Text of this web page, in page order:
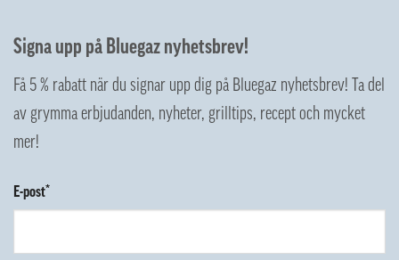
Signa upp på Bluegaz nyhetsbrev!
Få 5 % rabatt när du signar upp dig på Bluegaz nyhetsbrev! Ta del
av grymma erbjudanden, nyheter, grilltips, recept och mycket
mer!
E-post*